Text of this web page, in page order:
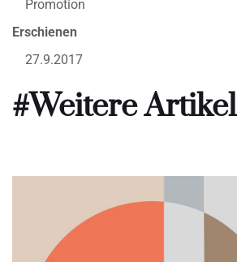
Promotion
Erschienen
27.9.2017
#Weitere Artikel